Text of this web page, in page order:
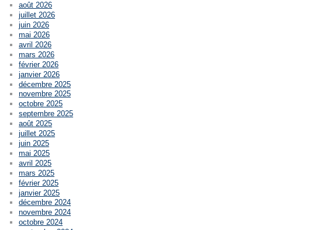
août 2026
juillet 2026
juin 2026
mai 2026
avril 2026
mars 2026
février 2026
janvier 2026
décembre 2025
novembre 2025
octobre 2025
septembre 2025
août 2025
juillet 2025
juin 2025
mai 2025
avril 2025
mars 2025
février 2025
janvier 2025
décembre 2024
novembre 2024
octobre 2024